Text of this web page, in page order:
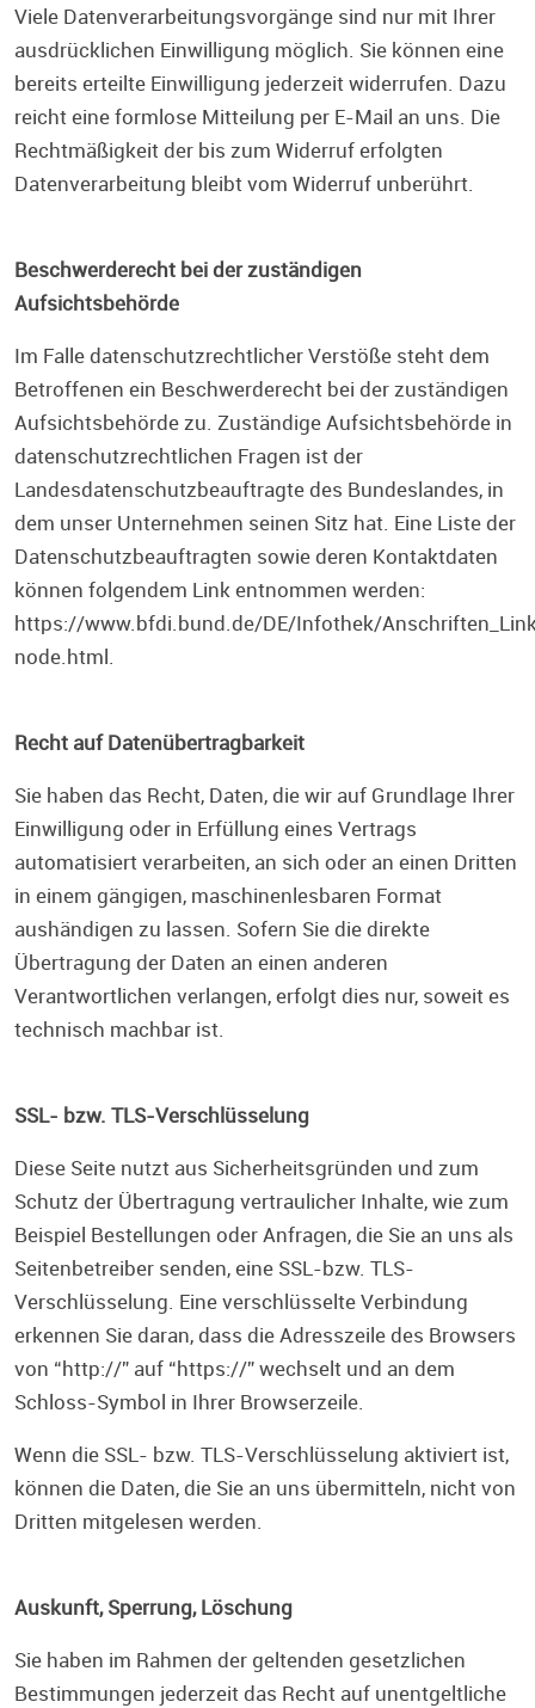
Viele Datenverarbeitungsvorgänge sind nur mit Ihrer
ausdrücklichen Einwilligung möglich. Sie können eine
bereits erteilte Einwilligung jederzeit widerrufen. Dazu
reicht eine formlose Mitteilung per E-Mail an uns. Die
Rechtmäßigkeit der bis zum Widerruf erfolgten
Datenverarbeitung bleibt vom Widerruf unberührt.
Beschwerderecht bei der zuständigen
Aufsichtsbehörde
Im Falle datenschutzrechtlicher Verstöße steht dem
Betroffenen ein Beschwerderecht bei der zuständigen
Aufsichtsbehörde zu. Zuständige Aufsichtsbehörde in
datenschutzrechtlichen Fragen ist der
Landesdatenschutzbeauftragte des Bundeslandes, in
dem unser Unternehmen seinen Sitz hat. Eine Liste der
Datenschutzbeauftragten sowie deren Kontaktdaten
können folgendem Link entnommen werden:
https://www.bfdi.bund.de/DE/Infothek/
node.html
Recht auf Datenübertragbarkeit
Sie haben das Recht, Daten, die wir auf Grundlage Ihrer
Einwilligung oder in Erfüllung eines Vertrags
automatisiert verarbeiten, an sich oder an einen Dritten
in einem gängigen, maschinenlesbaren Format
aushändigen zu lassen. Sofern Sie die direkte
Übertragung der Daten an einen anderen
Verantwortlichen verlangen, erfolgt dies nur, soweit es
technisch machbar ist.
SSL- bzw. TLS-Verschlüsselung
Diese Seite nutzt aus Sicherheitsgründen und zum
Schutz der Übertragung vertraulicher Inhalte, wie zum
Beispiel Bestellungen oder Anfragen, die Sie an uns als
Seitenbetreiber senden, eine SSL-bzw. TLS-
Verschlüsselung. Eine verschlüsselte Verbindung
erkennen Sie daran, dass die Adresszeile des Browsers
von “http://” auf “https://” wechselt und an dem
Schloss-Symbol in Ihrer Browserzeile.
Wenn die SSL- bzw. TLS-Verschlüsselung aktiviert ist,
können die Daten, die Sie an uns übermitteln, nicht von
Dritten mitgelesen werden.
Auskunft, Sperrung, Löschung
Sie haben im Rahmen der geltenden gesetzlichen
Bestimmungen jederzeit das Recht auf unentgeltliche